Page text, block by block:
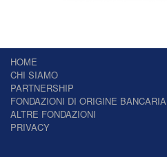
HOME
CHI SIAMO
PARTNERSHIP
FONDAZIONI DI ORIGINE BANCARIA
ALTRE FONDAZIONI
PRIVACY